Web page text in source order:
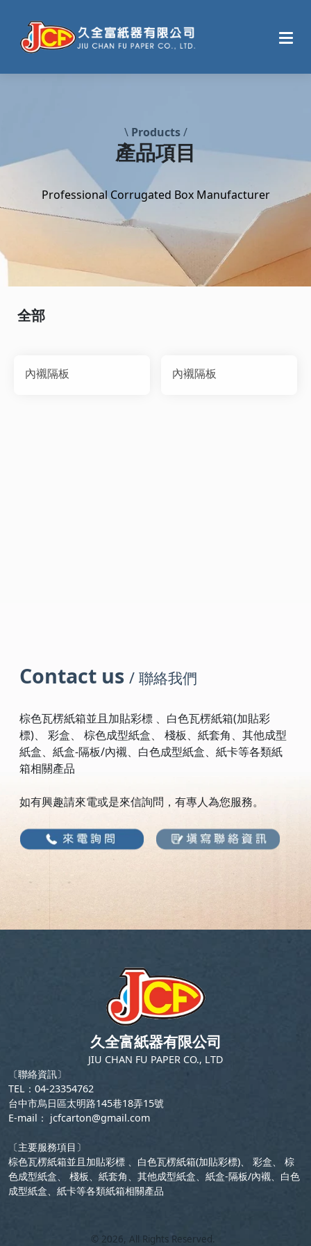
\ Products/
產品項目
Professional Corrugated Box Manufacturer
內襯隔板 內襯隔板
全部
Contact us / 聯絡我們
棕色瓦楞紙箱並且加貼彩標 、白色瓦楞紙箱(加貼彩
標)、 彩盒、 棕色成型紙盒、 棧板、紙套角、其他成型
紙盒、紙盒-隔板/內襯、白色成型紙盒、紙卡等各類紙
箱相關產品
如有興趣請來電或是來信詢問，有專人為您服務。
久全富紙器有限公司
JIU CHAN FU PAPER CO., LTD
〔聯絡資訊〕
TEL：04-23354762
台中市烏日區太明路145巷18弄15號
E-mail： jcfcarton@gmail.com
〔主要服務項目〕
棕色瓦楞紙箱並且加貼彩標 、白色瓦楞紙箱(加貼彩標)、 彩盒、 棕
色成型紙盒、 棧板、紙套角、其他成型紙盒、紙盒-隔板/內襯、白色
成型紙盒、紙卡等各類紙箱相關產品
© 2026, All Rights Reserved.